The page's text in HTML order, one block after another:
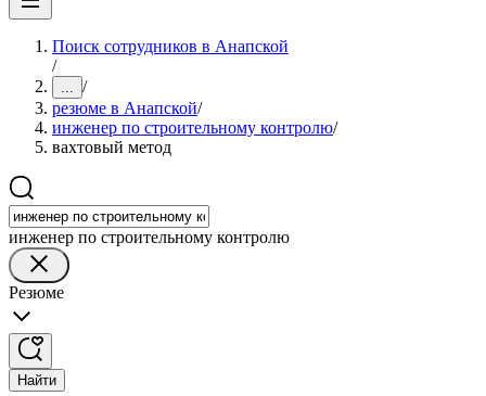
Поиск сотрудников в Анапской
/
... /
резюме в Анапской/
инженер по строительному контролю/
вахтовый метод
инженер по строительному контролю
Резюме
Найти